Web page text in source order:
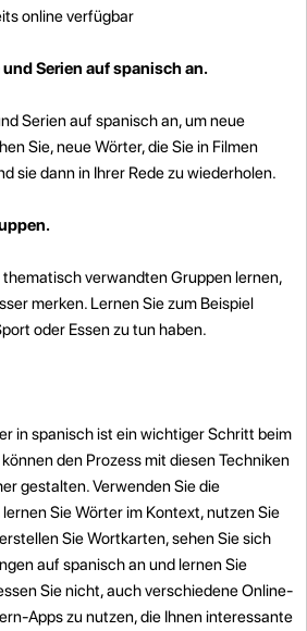
online verfügbar
Serien auf spanisch an.
Serien auf spanisch an, um neue
Sie, neue Wörter, die Sie in Filmen
sie dann in Ihrer Rede zu wiederholen.
verwandten Gruppen lernen,
merken. Lernen Sie zum Beispiel
oder Essen zu tun haben.
in spanisch ist ein wichtiger Schritt beim
den Prozess mit diesen Techniken
gestalten. Verwenden Sie die
Sie Wörter im Kontext, nutzen Sie
Sie Wortkarten, sehen Sie sich
auf spanisch an und lernen Sie
Sie nicht, auch verschiedene Online-
Apps zu nutzen, die Ihnen interessante